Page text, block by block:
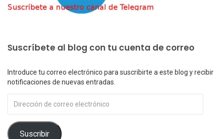
Suscríbete al blog con tu cuenta de correo
Introduce tu correo electrónico para suscribirte a este blog y recibir
notificaciones de nuevas entradas.
de
electrónico
Suscribir